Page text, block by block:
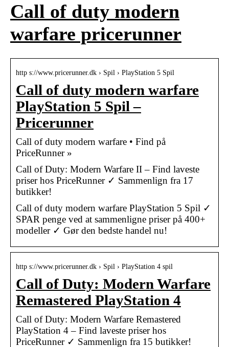
Call of duty modern
warfare pricerunner
http s://www.pricerunner.dk › Spil › PlayStation 5 Spil
Call of duty modern warfare
PlayStation 5 Spil –
Pricerunner
Call of duty modern warfare • Find på
PriceRunner »
Call of Duty: Modern Warfare II – Find laveste
priser hos PriceRunner ✓ Sammenlign fra 17
butikker!
Call of duty modern warfare PlayStation 5 Spil ✓
SPAR penge ved at sammenligne priser på 400+
modeller ✓ Gør den bedste handel nu!
http s://www.pricerunner.dk › Spil › PlayStation 4 spil
Call of Duty: Modern Warfare
Remastered PlayStation 4
Call of Duty: Modern Warfare Remastered
PlayStation 4 – Find laveste priser hos
PriceRunner ✓ Sammenlign fra 15 butikker!